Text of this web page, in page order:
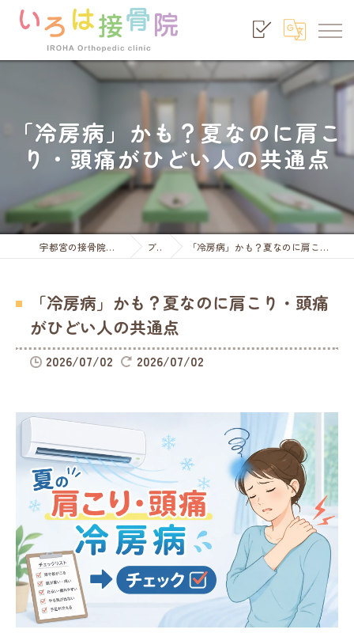
「冷房病」かも？夏なのに肩こ
り・頭痛がひどい人の共通点
宇都宮の接骨院ならいろは接骨院 ブログ 「冷房病」かも？夏なのに肩こり・頭痛がひどい人の共通点
「冷房病」かも？夏なのに肩こり・頭痛
がひどい人の共通点
2026/07/02 2026/07/02